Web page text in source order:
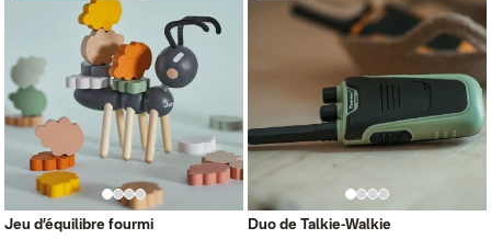
Jeu d’équilibre fourmi Duo de Talkie-Walkie